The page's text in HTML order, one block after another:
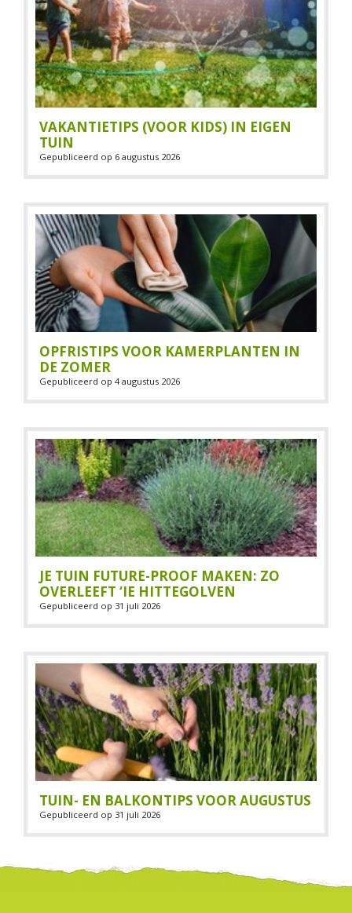
VAKANTIETIPS (VOOR KIDS) IN EIGEN
TUIN
Gepubliceerd op 6 augustus 2026
OPFRISTIPS VOOR KAMERPLANTEN IN
DE ZOMER
Gepubliceerd op 4 augustus 2026
JE TUIN FUTURE-PROOF MAKEN: ZO
OVERLEEFT ‘IE HITTEGOLVEN
Gepubliceerd op 31 juli 2026
TUIN- EN BALKONTIPS VOOR AUGUSTUS
Gepubliceerd op 31 juli 2026